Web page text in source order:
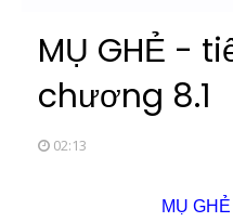
MỤ GHẺ -
chương 8.1
02:13
MỤ